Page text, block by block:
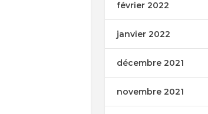
février 2022
janvier 2022
décembre 2021
novembre 2021